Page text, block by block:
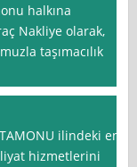
halkına
Nakliye olarak,
taşımacılık
ilindeki en
hizmetlerini